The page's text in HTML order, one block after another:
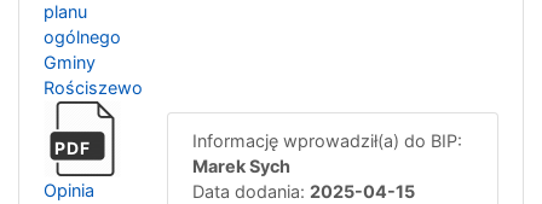
planu
ogólnego
Gminy
Rościszewo
PDF
Opinia
Informację wprowadził(a) do BIP:
Marek Sych
Data dodania: 2025-04-15